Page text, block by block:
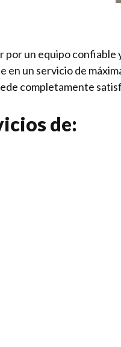
un equipo
un servicio de
completamente
de: